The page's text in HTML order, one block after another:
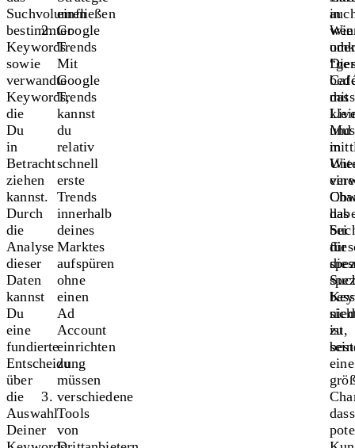
Suchvolumen
bestimmter
Keywords
sowie
verwandte
Keywords,
die
Du
in
Betracht
ziehen
kannst.
Durch
die
Analyse
dieser
Daten
kannst
Du
eine
fundierte
Entscheidung
über
die
Auswahl
Deiner
einfließen
Google
Trends
Mit
Google
Trends
kannst
du
relativ
schnell
erste
Trends
innerhalb
deines
Marktes
aufspüren
ohne
einen
Ad
Account
einrichten
zu
müssen
verschiedene
Tools
von
dass
und
eine
bei
zu
in
oder
mit
in
das
für
ist,
eine
dass